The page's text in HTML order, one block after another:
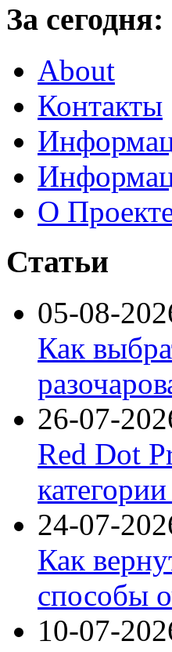
За сегодня:
About
Контакты
О
Статьи
05-08-
Как
26-07-
Red Dot
24-07-
Как
способы
10-07-